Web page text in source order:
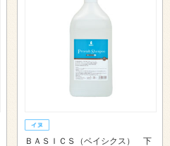
ＢＡＳＩＣＳ（ベイシクス） 下